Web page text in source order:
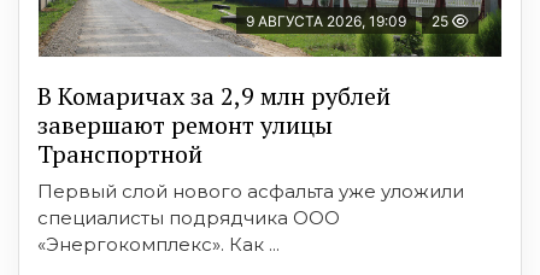
9 АВГУСТА 2026, 19:09 25
В Комаричах за 2,9 млн рублей
завершают ремонт улицы
Транспортной
Первый слой нового асфальта уже уложили
специалисты подрядчика ООО
«Энергокомплекс». Как ...